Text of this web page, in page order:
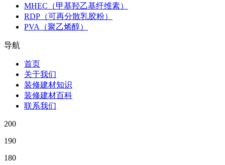
MHEC（甲基羟乙基纤维素）
RDP（可再分散乳胶粉）
PVA（聚乙烯醇）
导航
首页
关于我们
装修建材知识
装修建材百科
联系我们
200
190
180